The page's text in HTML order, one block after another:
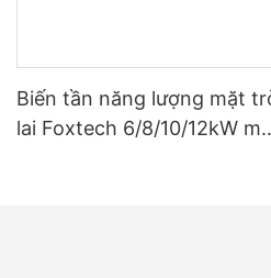
Biến tần năng lượng mặt
lai Foxtech 6/8/10/12kW